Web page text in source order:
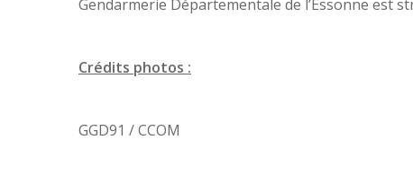
Gendarmerie Départementale de l’Essonne est
Crédits photos :
GGD91 / CCOM